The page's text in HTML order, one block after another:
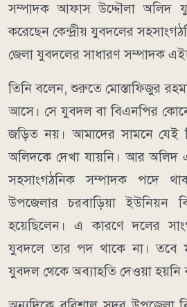
সম্পাদক আফাস উদ্দৌলা অলিদ
করেছেন কেন্দ্রীয় যুবদলের
জেলা যুবদলের সাধারণ সম্পাদক
তিনি বলেন, শুরুতে মোস্তাফিজুর
আসে। সে যুবদল বা বিএনপির
জড়িত নয়। আমাদের সামনে যেই
অলিদকে দেখা যায়নি। আর
সহসাংগঠনিক সম্পাদক পদে
উপজেলার চরবাড়িয়া ইউনিয়ন
হয়েছিলেন। এ কারণে দলের
যুবদলে তার পদ থাকে না। তবে
যুবদল থেকে অব্যাহতি দেওয়া হয়নি